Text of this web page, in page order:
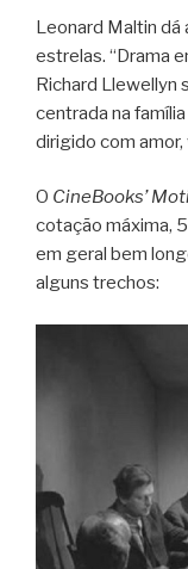
Leonard Maltin dá
estrelas. “Drama
Richard Llewellyn
centrada na
dirigido com
O CineBooks’
cotação máxima,
em geral bem
alguns trechos: